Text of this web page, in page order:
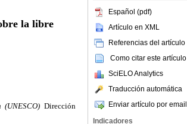
Español (pdf)
Artículo en XML
Referencias del artículo
Como citar este artículo
SciELO Analytics
Traducción automática
Enviar artículo por email
Indicadores
la libre
Dirección